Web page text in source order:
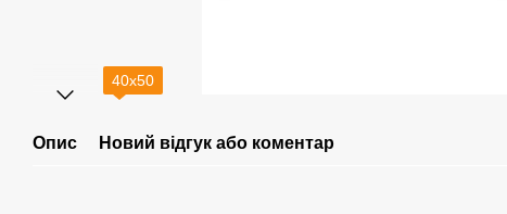
40х50
Опис Новий відгук або коментар